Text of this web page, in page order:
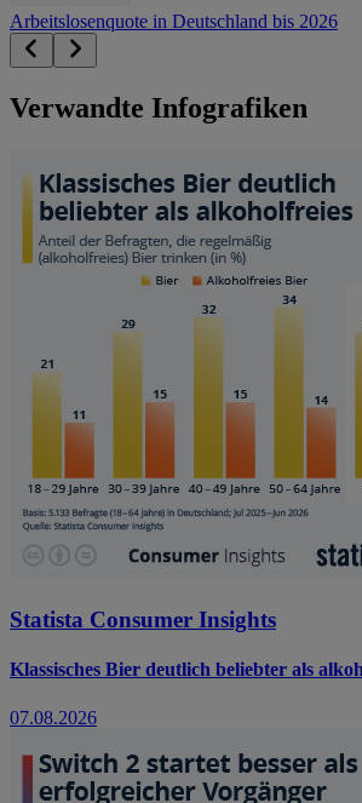
Arbeitslosenquote in Deutschland bis 2026
Verwandte Infografiken
Statista Consumer Insights
Klassisches Bier deutlich beliebter als
07.08.2026